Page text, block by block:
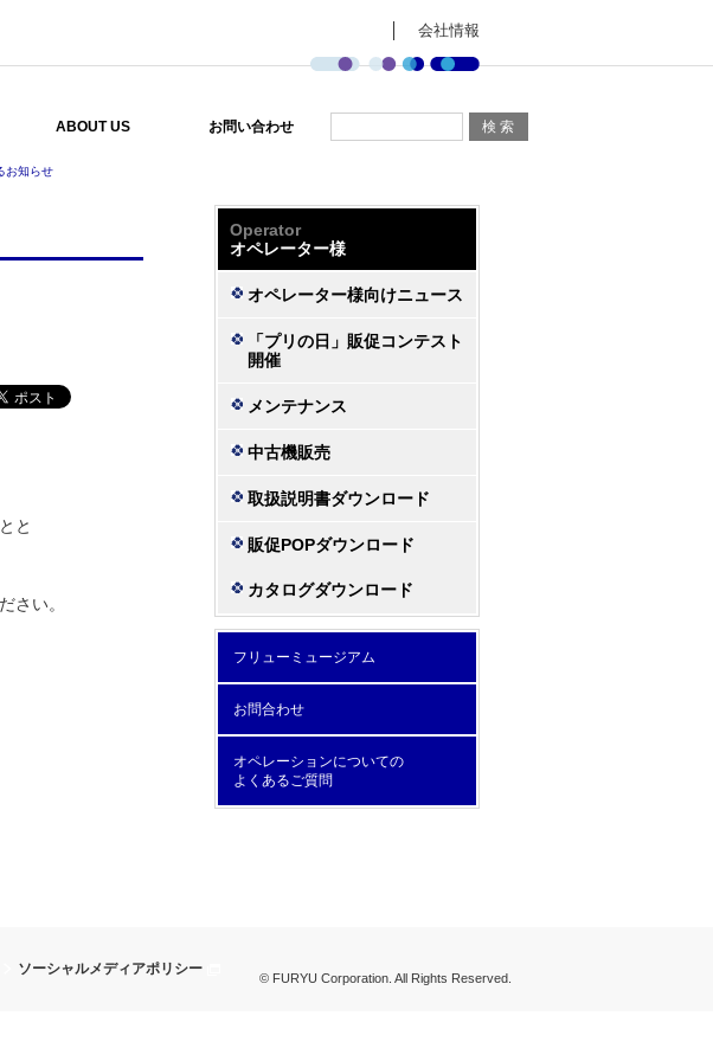
会社情報
ABOUT US お問い合わせ
お知らせ
と
さい。
Operator
オペレーター様
オペレーター様向けニュース
「プリの日」販促コンテスト
開催
メンテナンス
中古機販売
取扱説明書ダウンロード
販促POPダウンロード
カタログダウンロード
フリューミュージアム
お問合わせ
オペレーションについての
よくあるご質問
ソーシャルメディアポリシー
© FURYU Corporation. All Rights Reserved.